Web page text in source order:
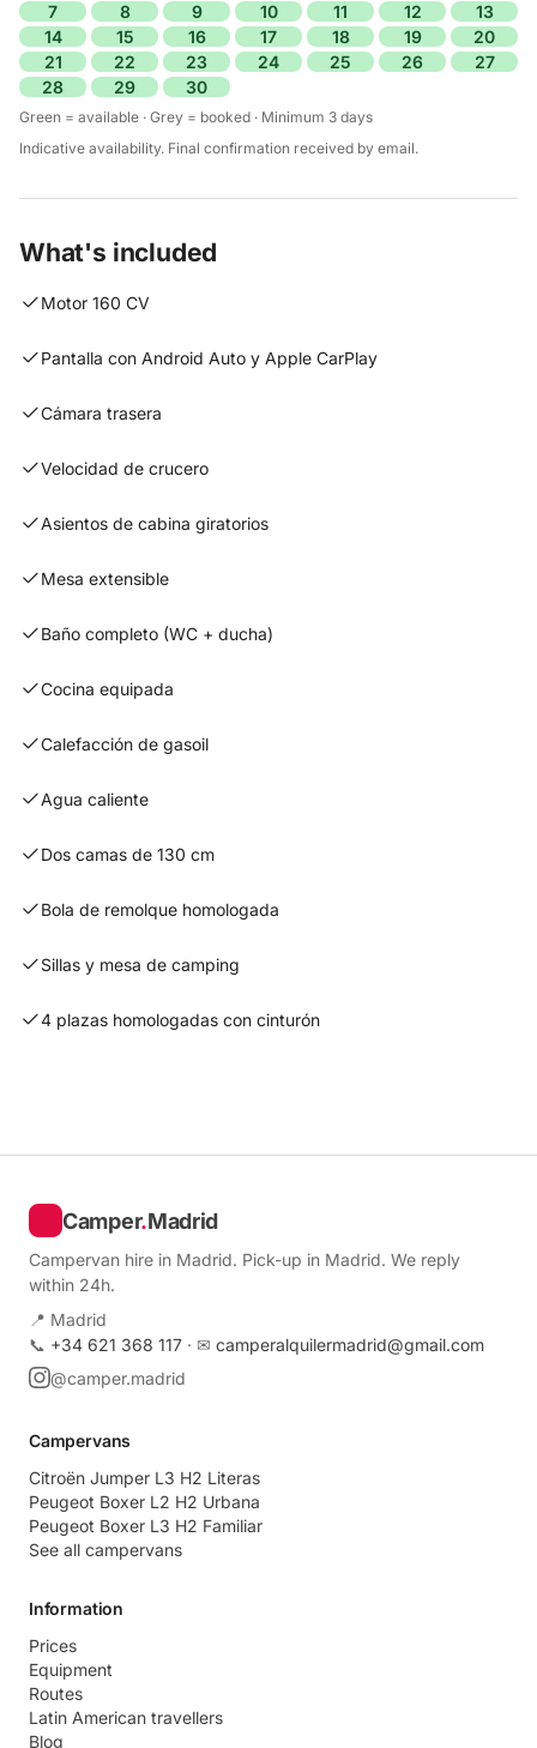
7
8 9 10 11 12
13
14
15 16 17 18 19
20
21
22 23 24 25 26
27
28
29 30
Green = available · Grey = booked · Minimum 3 days
Indicative availability. Final confirmation received by email.
What's included
Motor 160 CV
Pantalla con Android Auto y Apple CarPlay
Cámara trasera
Velocidad de crucero
Asientos de cabina giratorios
Mesa extensible
Baño completo (WC + ducha)
Cocina equipada
Calefacción de gasoil
Agua caliente
Dos camas de 130 cm
Bola de remolque homologada
Sillas y mesa de camping
4 plazas homologadas con cinturón
Camper.Madrid
Campervan hire in Madrid. Pick-up in Madrid. We reply
within 24h.
📍 Madrid
📞 +34 621 368 117 · ✉ camperalquilermadrid@gmail.com
@camper.madrid
Campervans
Citroën Jumper L3 H2 Literas
Peugeot Boxer L2 H2 Urbana
Peugeot Boxer L3 H2 Familiar
See all campervans
Information
Prices
Equipment
Routes
Latin American travellers
Blog